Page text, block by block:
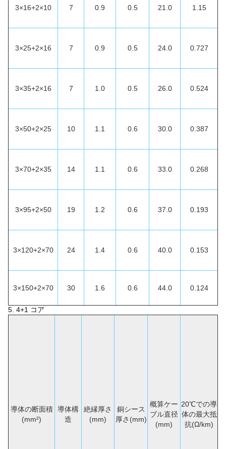
3×16+2×10 7 0.9 0.5 21.0 1.15
3×25+2×16 7 0.9 0.5 24.0 0.727
3×35+2×16 7 1.0 0.5 26.0 0.524
3×50+2×25 10 1.1 0.6 30.0 0.387
3×70+2×35 14 1.1 0.6 33.0 0.268
3×95+2×50 19 1.2 0.6 37.0 0.193
3×120+2×70 24 1.4 0.6 40.0 0.153
3×150+2×70 30 1.6 0.6 44.0 0.124
5. 4+1 コア
導体の断面積
(mm²)
導体構
造
絶縁厚さ
(mm)
銅シース
厚さ(mm)
概算ケー
ブル直径
(mm)
20℃での導
体の最大抵
抗(Ω/km)